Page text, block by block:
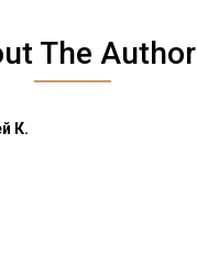
The Author
К.